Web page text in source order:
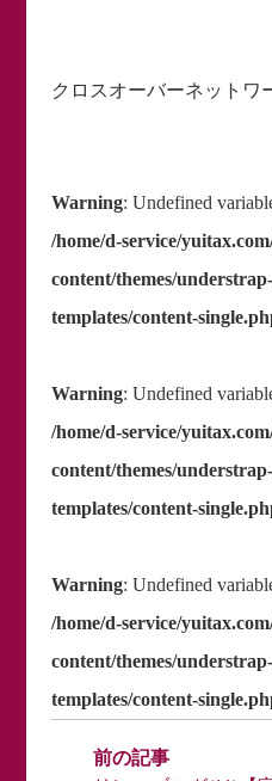
クロスオーバーネットワ
Warning: Undefined
/home/d-service/
content/themes/
templates/content-
Warning: Undefined
/home/d-service/
content/themes/
templates/content-
Warning: Undefined
/home/d-service/
content/themes/
templates/content-